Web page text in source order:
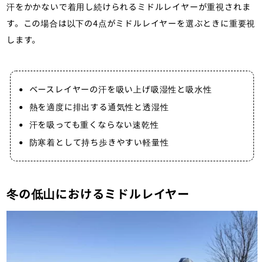
汗をかかないで着用し続けられるミドルレイヤーが重視されま
す。この場合は以下の4点がミドルレイヤーを選ぶときに重要視
します。
ベースレイヤーの汗を吸い上げ吸湿性と吸水性
熱を適度に排出する通気性と透湿性
汗を吸っても重くならない速乾性
防寒着として持ち歩きやすい軽量性
冬の低山におけるミドルレイヤー